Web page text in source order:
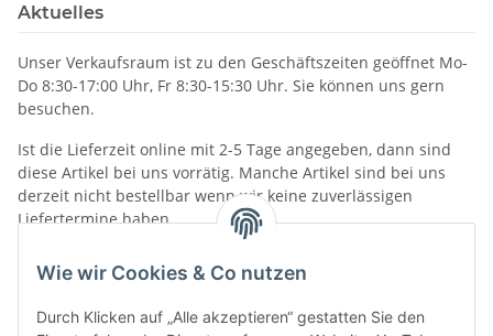
Wie wir Cookies & Co nutzen
Durch Klicken auf „Alle akzeptieren“ gestatten Sie den
Aktuelles
Unser Verkaufsraum ist zu den Geschäftszeiten geöffnet Mo-
Do 8:30-17:00 Uhr, Fr 8:30-15:30 Uhr. Sie können uns gern
besuchen.
Ist die Lieferzeit online mit 2-5 Tage angegeben, dann sind
diese Artikel bei uns vorrätig. Manche Artikel sind bei uns
derzeit nicht bestellbar wenn wir keine zuverlässigen
Liefertermine haben.